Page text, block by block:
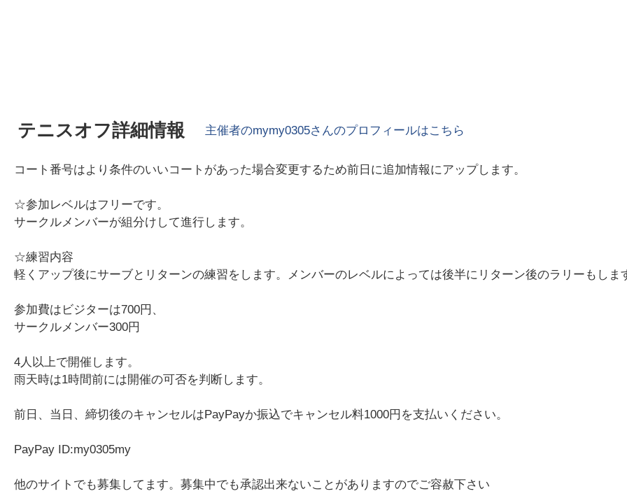
テニスオフ詳細情報 主催者のmymy0305さんのプロフィールはこちら
コート番号はより条件のいいコートがあった場合変更するため前日に追加情報にアップします。
☆参加レベルはフリーです。
サークルメンバーが組分けして進行します。
☆練習内容
軽くアップ後にサーブとリターンの練習をします。メンバーのレベルによっては後半にリターン後のラリーもしま
参加費はビジターは700円、
サークルメンバー300円
4人以上で開催します。
雨天時は1時間前には開催の可否を判断します。
前日、当日、締切後のキャンセルはPayPayか振込でキャンセル料1000円を支払いください。
PayPay ID:my0305my
他のサイトでも募集してます。募集中でも承認出来ないことがありますのでご容赦下さい